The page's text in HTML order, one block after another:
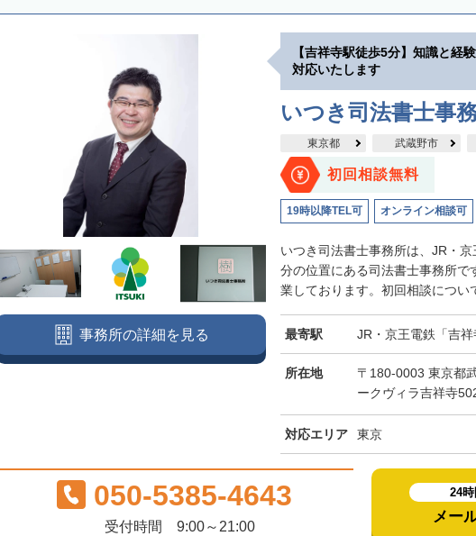
【吉祥寺駅徒歩5分】知識と経
対応いたします
いつき司法書士事
東京都 武蔵野市
初回相談無料
19時以降TEL可 オンライン相談可
いつき司法書士事務所は、JR・
分の位置にある司法書士事務所
業しております。初回相談につい
最寄駅 JR・京王電鉄「吉
所在地
〒180-0003 東京都
ークヴィラ吉祥寺
対応エリア 東京
事務所の詳細を見る
050-5385-4643
受付時間 9:00～21:00
24
メー